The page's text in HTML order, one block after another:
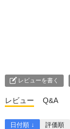
レビューを書く
レビュー Q&A
日付順 ↓ 評価順